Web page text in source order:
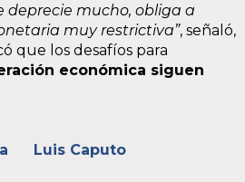
deprecie mucho, obliga a
muy restrictiva”, señaló,
que los desafíos para
económica siguen
Luis Caputo